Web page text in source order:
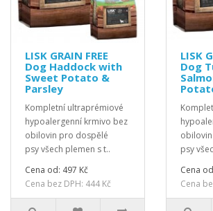
LISK GRAIN FREE
Dog Haddock with
Sweet Potato &
Parsley
Kompletní ultraprémiové
hypoalergenní krmivo bez
obilovin pro dospělé
psy všech plemen s t..
Cena od: 497 Kč
Cena bez DPH: 444 Kč
LISK
Dog
psy
Cena
Cena